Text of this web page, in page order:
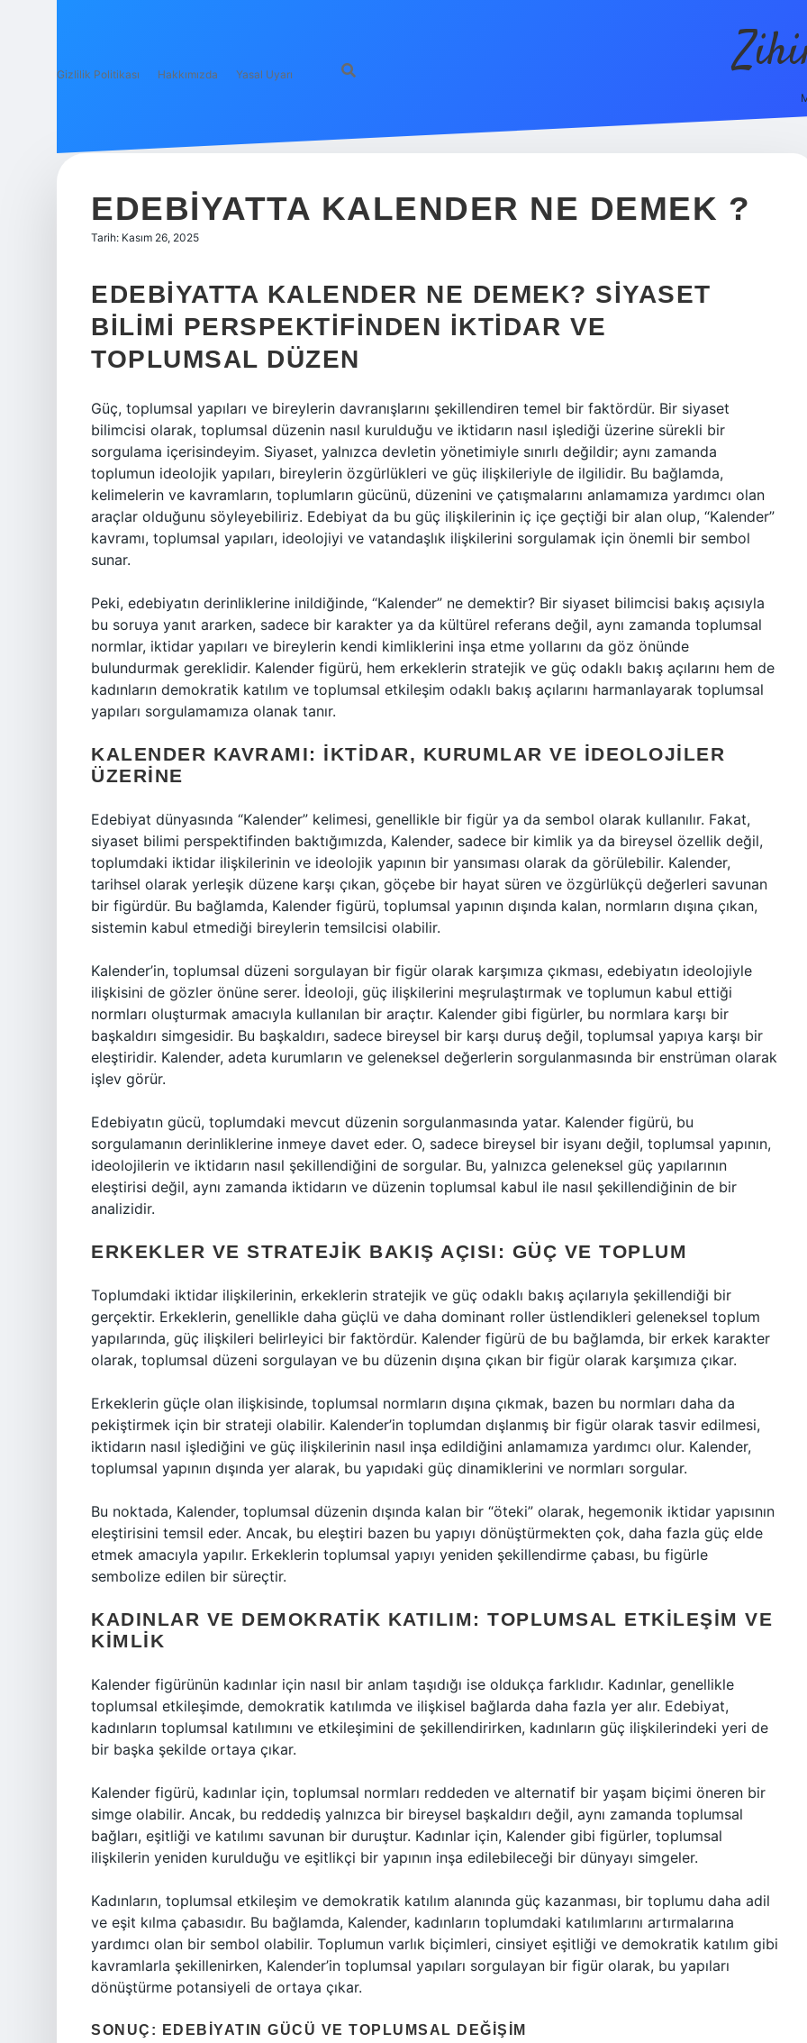
Gizlilik Politikası Hakkımızda Yasal Uyarı
EDEBIYATTA KALENDER NE DEMEK ?
Tarih: Kasım 26, 2025
EDEBIYATTA KALENDER NE DEMEK? SIYASET
BILIMI PERSPEKTIFINDEN İKTIDAR VE
TOPLUMSAL DÜZEN
Güç, toplumsal yapıları ve bireylerin davranışlarını şekillendiren temel bir faktördür. Bir siyaset
bilimcisi olarak, toplumsal düzenin nasıl kurulduğu ve iktidarın nasıl işlediği üzerine sürekli bir
sorgulama içerisindeyim. Siyaset, yalnızca devletin yönetimiyle sınırlı değildir; aynı zamanda
toplumun ideolojik yapıları, bireylerin özgürlükleri ve güç ilişkileriyle de ilgilidir. Bu bağlamda,
kelimelerin ve kavramların, toplumların gücünü, düzenini ve çatışmalarını anlamamıza yardımcı olan
araçlar olduğunu söyleyebiliriz. Edebiyat da bu güç ilişkilerinin iç içe geçtiği bir alan olup, “Kalender”
kavramı, toplumsal yapıları, ideolojiyi ve vatandaşlık ilişkilerini sorgulamak için önemli bir sembol
sunar.
Peki, edebiyatın derinliklerine inildiğinde, “Kalender” ne demektir? Bir siyaset bilimcisi bakış açısıyla
bu soruya yanıt ararken, sadece bir karakter ya da kültürel referans değil, aynı zamanda toplumsal
normlar, iktidar yapıları ve bireylerin kendi kimliklerini inşa etme yollarını da göz önünde
bulundurmak gereklidir. Kalender figürü, hem erkeklerin stratejik ve güç odaklı bakış açılarını hem de
kadınların demokratik katılım ve toplumsal etkileşim odaklı bakış açılarını harmanlayarak toplumsal
yapıları sorgulamamıza olanak tanır.
KALENDER KAVRAMI: İKTIDAR, KURUMLAR VE İDEOLOJILER
ÜZERINE
Edebiyat dünyasında “Kalender” kelimesi, genellikle bir figür ya da sembol olarak kullanılır. Fakat,
siyaset bilimi perspektifinden baktığımızda, Kalender, sadece bir kimlik ya da bireysel özellik değil,
toplumdaki iktidar ilişkilerinin ve ideolojik yapının bir yansıması olarak da görülebilir. Kalender,
tarihsel olarak yerleşik düzene karşı çıkan, göçebe bir hayat süren ve özgürlükçü değerleri savunan
bir figürdür. Bu bağlamda, Kalender figürü, toplumsal yapının dışında kalan, normların dışına çıkan,
sistemin kabul etmediği bireylerin temsilcisi olabilir.
Kalender’in, toplumsal düzeni sorgulayan bir figür olarak karşımıza çıkması, edebiyatın ideolojiyle
ilişkisini de gözler önüne serer. İdeoloji, güç ilişkilerini meşrulaştırmak ve toplumun kabul ettiği
normları oluşturmak amacıyla kullanılan bir araçtır. Kalender gibi figürler, bu normlara karşı bir
başkaldırı simgesidir. Bu başkaldırı, sadece bireysel bir karşı duruş değil, toplumsal yapıya karşı bir
eleştiridir. Kalender, adeta kurumların ve geleneksel değerlerin sorgulanmasında bir enstrüman olarak
işlev görür.
Edebiyatın gücü, toplumdaki mevcut düzenin sorgulanmasında yatar. Kalender figürü, bu
sorgulamanın derinliklerine inmeye davet eder. O, sadece bireysel bir isyanı değil, toplumsal yapının,
ideolojilerin ve iktidarın nasıl şekillendiğini de sorgular. Bu, yalnızca geleneksel güç yapılarının
eleştirisi değil, aynı zamanda iktidarın ve düzenin toplumsal kabul ile nasıl şekillendiğinin de bir
analizidir.
ERKEKLER VE STRATEJIK BAKIŞ AÇISI: GÜÇ VE TOPLUM
Toplumdaki iktidar ilişkilerinin, erkeklerin stratejik ve güç odaklı bakış açılarıyla şekillendiği bir
gerçektir. Erkeklerin, genellikle daha güçlü ve daha dominant roller üstlendikleri geleneksel toplum
yapılarında, güç ilişkileri belirleyici bir faktördür. Kalender figürü de bu bağlamda, bir erkek karakter
olarak, toplumsal düzeni sorgulayan ve bu düzenin dışına çıkan bir figür olarak karşımıza çıkar.
Erkeklerin güçle olan ilişkisinde, toplumsal normların dışına çıkmak, bazen bu normları daha da
pekiştirmek için bir strateji olabilir. Kalender’in toplumdan dışlanmış bir figür olarak tasvir edilmesi,
iktidarın nasıl işlediğini ve güç ilişkilerinin nasıl inşa edildiğini anlamamıza yardımcı olur. Kalender,
toplumsal yapının dışında yer alarak, bu yapıdaki güç dinamiklerini ve normları sorgular.
Bu noktada, Kalender, toplumsal düzenin dışında kalan bir “öteki” olarak, hegemonik iktidar yapısının
eleştirisini temsil eder. Ancak, bu eleştiri bazen bu yapıyı dönüştürmekten çok, daha fazla güç elde
etmek amacıyla yapılır. Erkeklerin toplumsal yapıyı yeniden şekillendirme çabası, bu figürle
sembolize edilen bir süreçtir.
KADINLAR VE DEMOKRATIK KATILIM: TOPLUMSAL ETKILEŞIM VE
KIMLIK
Kalender figürünün kadınlar için nasıl bir anlam taşıdığı ise oldukça farklıdır. Kadınlar, genellikle
toplumsal etkileşimde, demokratik katılımda ve ilişkisel bağlarda daha fazla yer alır. Edebiyat,
kadınların toplumsal katılımını ve etkileşimini de şekillendirirken, kadınların güç ilişkilerindeki yeri de
bir başka şekilde ortaya çıkar.
Kalender figürü, kadınlar için, toplumsal normları reddeden ve alternatif bir yaşam biçimi öneren bir
simge olabilir. Ancak, bu reddediş yalnızca bir bireysel başkaldırı değil, aynı zamanda toplumsal
bağları, eşitliği ve katılımı savunan bir duruştur. Kadınlar için, Kalender gibi figürler, toplumsal
ilişkilerin yeniden kurulduğu ve eşitlikçi bir yapının inşa edilebileceği bir dünyayı simgeler.
Kadınların, toplumsal etkileşim ve demokratik katılım alanında güç kazanması, bir toplumu daha adil
ve eşit kılma çabasıdır. Bu bağlamda, Kalender, kadınların toplumdaki katılımlarını artırmalarına
yardımcı olan bir sembol olabilir. Toplumun varlık biçimleri, cinsiyet eşitliği ve demokratik katılım gibi
kavramlarla şekillenirken, Kalender’in toplumsal yapıları sorgulayan bir figür olarak, bu yapıları
dönüştürme potansiyeli de ortaya çıkar.
SONUÇ: EDEBIYATIN GÜCÜ VE TOPLUMSAL DEĞIŞIM